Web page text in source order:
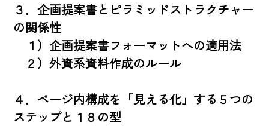
３．企画提案書とピラミッドストラクチャー
の関係性
１）企画提案書フォーマットへの適用法
２）外資系資料作成のルール
４．ページ内構成を「見える化」する５つの
ステップと１８の型